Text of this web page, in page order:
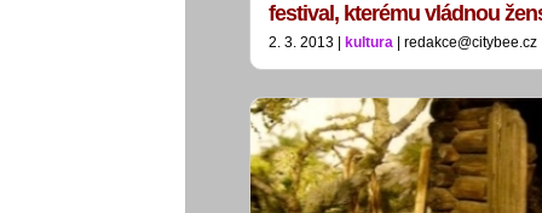
festival, kterému vládnou
2. 3. 2013 | kultura | redakce@citybee.cz